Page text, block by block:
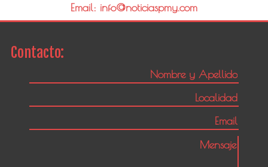
Email: info@noticiaspmy.com
Contacto: